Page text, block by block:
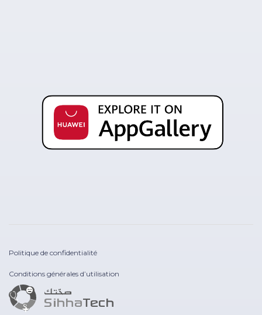
Politique de confidentialité
Conditions générales d’utilisation